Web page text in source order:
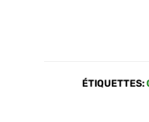
ÉTIQUETTES: